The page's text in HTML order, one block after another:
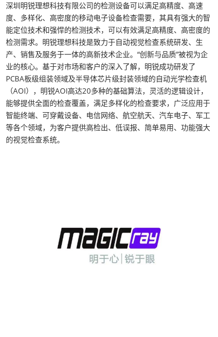
深圳明锐理想科技有限公司的检测设备可以满足高精度、高速
度、多样化、高密度的移动电子设备检查需要，其具有强大的智
能定位技术和强悍的检测技术，可以有效满足高精度、高密度的
检测需求。明锐理想科技是致力于自动视觉检查系统研发、生
产、销售及服务于一体的高新技术企业。“创新与品质”被视为企
业的核心。基于对市场和客户的深入了解，明锐成功研发了
PCBA板级组装领域及半导体芯片级封装领域的自动光学检查机
（AOI），明锐AOI高达20多种的基础算法，灵活的逻辑设计，
能够提供全面的检查覆盖，满足多样化的检查要求，广泛应用于
智能终端、可穿戴设备、电信网络、航空航天、汽车电子、军工
等各个领域，为客户提供高检出、低误报、简单易用、功能强大
的视觉检查系统。